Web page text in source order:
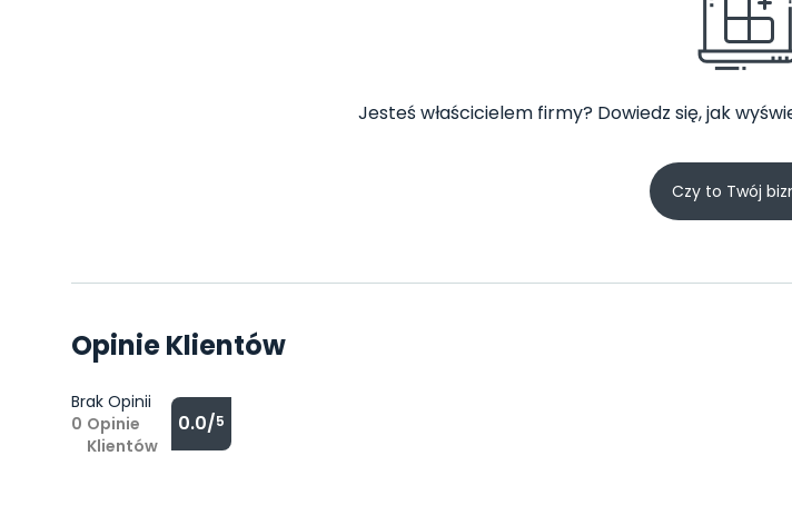
Jesteś właścicielem firmy? Dowiedz się, jak
Czy to Twój
Opinie Klientów
Brak Opinii
0 Opinie
Klientów
0.0/5